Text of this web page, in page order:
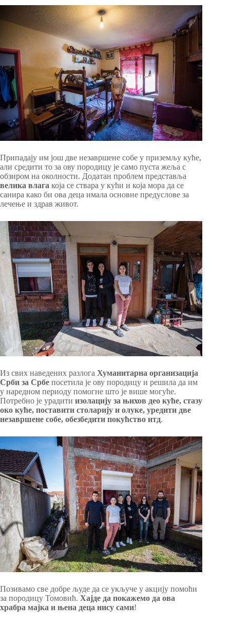
Припадају им још две незавршене собе у приземљу куће,
али средити то за ову породицу је само пуста жеља с
обзиром на околности. Додатан проблем представља
велика влага која се ствара у кући и која мора да се
санира како би ова деца имала основне предуслове за
лечење и здрав живот.
Из свих наведених разлога Хуманитарна организација
Срби за Србе посетила је ову породицу и решила да им
у наредном периоду помогне што је више могуће.
Потребно је урадити изолацију за њихов део куће, стазу
око куће, поставити столарију и олуке, уредити две
незавршене собе, обезбедити покућство итд.
Позивамо све добре људе да се укључе у акцију помоћи
за породицу Томовић. Хајде да покажемо да ова
храбра мајка и њена деца нису сами!